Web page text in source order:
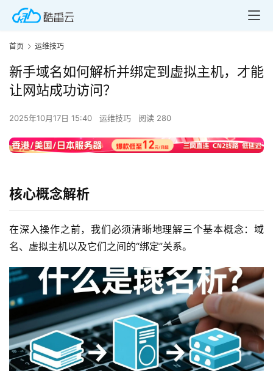
首页 运维技巧
新手域名如何解析并绑定到虚拟主机，才能
让网站成功访问？
2025年10月17日 15:40 运维技巧 阅读 280
核心概念解析
在深入操作之前，我们必须清晰地理解三个基本概念：域
名、虚拟主机以及它们之间的“绑定”关系。